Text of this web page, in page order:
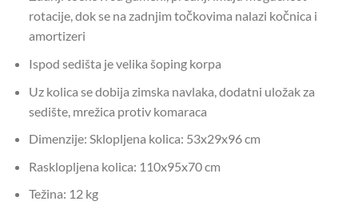
rotacije, dok se na zadnjim točkovima nalazi kočnica i
amortizeri
Ispod sedišta je velika šoping korpa
Uz kolica se dobija zimska navlaka, dodatni uložak za
sedište, mrežica protiv komaraca
Dimenzije: Sklopljena kolica: 53x29x96 cm
Rasklopljena kolica: 110x95x70 cm
Težina: 12 kg